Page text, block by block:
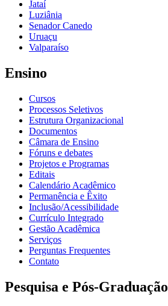
Jataí
Luziânia
Senador Canedo
Uruaçu
Valparaíso
Ensino
Cursos
Processos Seletivos
Estrutura Organizacional
Documentos
Câmara de Ensino
Fóruns e debates
Projetos e Programas
Editais
Calendário Acadêmico
Permanência e Êxito
Inclusão/Acessibilidade
Currículo Integrado
Gestão Acadêmica
Serviços
Perguntas Frequentes
Contato
Pesquisa e Pós-Graduação